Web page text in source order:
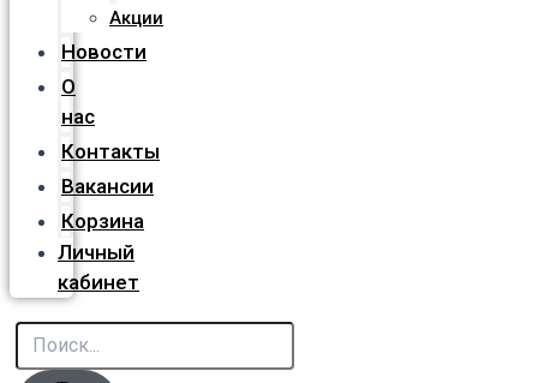
Акции
Новости
О
нас
Контакты
Вакансии
Корзина
Личный
кабинет